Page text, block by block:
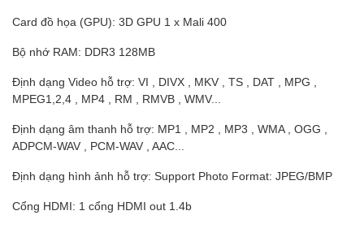
Card đồ họa (GPU): 3D GPU 1 x Mali 400
Bộ nhớ RAM: DDR3 128MB
Định dạng Video hỗ trợ: VI , DIVX , MKV , TS , DAT , MPG ,
MPEG1,2,4 , MP4 , RM , RMVB , WMV...
Định dạng âm thanh hỗ trợ: MP1 , MP2 , MP3 , WMA , OGG ,
ADPCM-WAV , PCM-WAV , AAC...
Định dạng hình ảnh hỗ trợ: Support Photo Format: JPEG/BMP
Cổng HDMI: 1 cổng HDMI out 1.4b